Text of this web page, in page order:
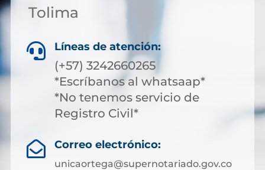
Tolima
 Líneas de atención:
(+57) 3242660265
*Escríbanos al whatsaap*
*No tenemos servicio de
Registro Civil*
 Correo electrónico:
unicaortega@supernotariado.gov.co